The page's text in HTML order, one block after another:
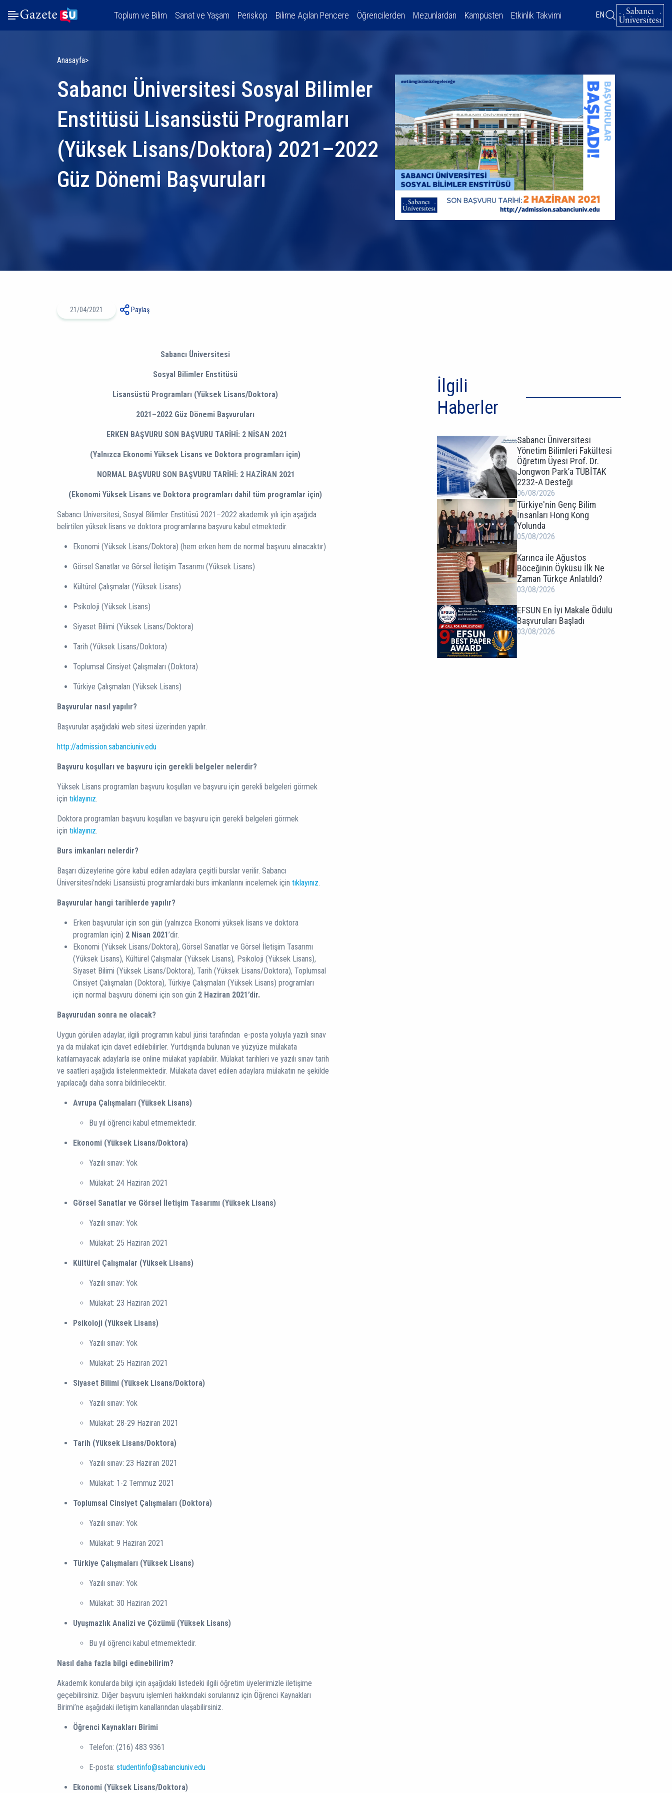
Toplum ve Bilim Sanat ve Yaşam Periskop Bilime Açılan Pencere Öğrencilerden Mezunlardan Kampüsten Etkinlik Takvimi EN
Anasayfa
Sabancı Üniversitesi Sosyal Bilimler
Enstitüsü Lisansüstü Programları
(Yüksek Lisans/Doktora) 2021–2022
Güz Dönemi Başvuruları
21/04/2021 Paylaş
Sabancı Üniversitesi
Sosyal Bilimler Enstitüsü
Lisansüstü Programları (Yüksek Lisans/Doktora)
2021–2022 Güz Dönemi Başvuruları
ERKEN BAŞVURU SON BAŞVURU TARİHİ: 2 NİSAN 2021
(Yalnızca Ekonomi Yüksek Lisans ve Doktora programları için)
NORMAL BAŞVURU SON BAŞVURU TARİHİ: 2 HAZİRAN 2021
(Ekonomi Yüksek Lisans ve Doktora programları dahil tüm programlar için)
Sabancı Üniversitesi, Sosyal Bilimler Enstitüsü 2021–2022 akademik yılı için aşağıda
belirtilen yüksek lisans ve doktora programlarına başvuru kabul etmektedir.
Ekonomi (Yüksek Lisans/Doktora) (hem erken hem de normal başvuru alınacaktır)
Görsel Sanatlar ve Görsel İletişim Tasarımı (Yüksek Lisans)
Kültürel Çalışmalar (Yüksek Lisans)
Psikoloji (Yüksek Lisans)
Siyaset Bilimi (Yüksek Lisans/Doktora)
Tarih (Yüksek Lisans/Doktora)
Toplumsal Cinsiyet Çalışmaları (Doktora)
Türkiye Çalışmaları (Yüksek Lisans)
Başvurular nasıl yapılır?
Başvurular aşağıdaki web sitesi üzerinden yapılır.
http://admission.sabanciuniv.edu
Başvuru koşulları ve başvuru için gerekli belgeler nelerdir?
Yüksek Lisans programları başvuru koşulları ve başvuru için gerekli belgeleri görmek
için tıklayınız.
Doktora programları başvuru koşulları ve başvuru için gerekli belgeleri görmek
için tıklayınız.
Burs imkanları nelerdir?
Başarı düzeylerine göre kabul edilen adaylara çeşitli burslar verilir. Sabancı
Üniversitesi’ndeki Lisansüstü programlardaki burs imkanlarını incelemek için tıklayınız.
Başvurular hangi tarihlerde yapılır?
Erken başvurular için son gün (yalnızca Ekonomi yüksek lisans ve doktora
programları için) 2 Nisan 2021’dir.
Ekonomi (Yüksek Lisans/Doktora), Görsel Sanatlar ve Görsel İletişim Tasarımı
(Yüksek Lisans), Kültürel Çalışmalar (Yüksek Lisans), Psikoloji (Yüksek Lisans),
Siyaset Bilimi (Yüksek Lisans/Doktora), Tarih (Yüksek Lisans/Doktora), Toplumsal
Cinsiyet Çalışmaları (Doktora), Türkiye Çalışmaları (Yüksek Lisans) programları
için normal başvuru dönemi için son gün 2 Haziran 2021’dir.
Başvurudan sonra ne olacak?
Uygun görülen adaylar, ilgili programın kabul jürisi tarafından e-posta yoluyla yazılı sınav
ya da mülakat için davet edilebilirler. Yurtdışında bulunan ve yüzyüze mülakata
katılamayacak adaylarla ise online mülakat yapılabilir. Mülakat tarihleri ve yazılı sınav tarih
ve saatleri aşağıda listelenmektedir. Mülakata davet edilen adaylara mülakatın ne şekilde
yapılacağı daha sonra bildirilecektir.
Avrupa Çalışmaları (Yüksek Lisans)
Bu yıl öğrenci kabul etmemektedir.
Ekonomi (Yüksek Lisans/Doktora)
Yazılı sınav: Yok
Mülakat: 24 Haziran 2021
Görsel Sanatlar ve Görsel İletişim Tasarımı (Yüksek Lisans)
Yazılı sınav: Yok
Mülakat: 25 Haziran 2021
Kültürel Çalışmalar (Yüksek Lisans)
Yazılı sınav: Yok
Mülakat: 23 Haziran 2021
Psikoloji (Yüksek Lisans)
Yazılı sınav: Yok
Mülakat: 25 Haziran 2021
Siyaset Bilimi (Yüksek Lisans/Doktora)
Yazılı sınav: Yok
Mülakat: 28-29 Haziran 2021
Tarih (Yüksek Lisans/Doktora)
Yazılı sınav: 23 Haziran 2021
Mülakat: 1-2 Temmuz 2021
Toplumsal Cinsiyet Çalışmaları (Doktora)
Yazılı sınav: Yok
Mülakat: 9 Haziran 2021
Türkiye Çalışmaları (Yüksek Lisans)
Yazılı sınav: Yok
Mülakat: 30 Haziran 2021
Uyuşmazlık Analizi ve Çözümü (Yüksek Lisans)
Bu yıl öğrenci kabul etmemektedir.
Nasıl daha fazla bilgi edinebilirim?
Akademik konularda bilgi için aşağıdaki listedeki ilgili öğretim üyelerimizle iletişime
geçebilirsiniz. Diğer başvuru işlemleri hakkındaki sorularınız için Öğrenci Kaynakları
Birimi’ne aşağıdaki iletişim kanallarından ulaşabilirsiniz.
Öğrenci Kaynakları Birimi
Telefon: (216) 483 9361
E-posta: studentinfo@sabanciuniv.edu
Ekonomi (Yüksek Lisans/Doktora)
İlgili
Haberler
Sabancı Üniversitesi
Yönetim Bilimleri Fakültesi
Öğretim Üyesi Prof. Dr.
Jongwon Park’a TÜBİTAK
2232-A Desteği
06/08/2026
Türkiye'nin Genç Bilim
İnsanları Hong Kong
Yolunda
05/08/2026
Karınca ile Ağustos
Böceğinin Öyküsü İlk Ne
Zaman Türkçe Anlatıldı?
03/08/2026
EFSUN En İyi Makale Ödülü
Başvuruları Başladı
03/08/2026